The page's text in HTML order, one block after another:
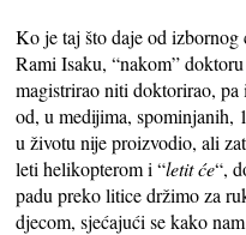
Ko je taj što daje od
Rami Isaku, “nakom”
magistrirao niti doktorirao,
od, u medijima, spominjanih,
u životu nije proizvodio, ali
leti helikopterom i “letit će“,
padu preko litice držimo za
djecom, sjećajući se kako